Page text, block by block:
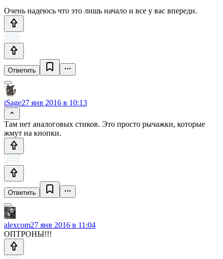
Очень надеюсь что это лишь начало и все у вас впереди.
Ответить
iSage27 янв 2016 в 10:13
Там нет аналоговых стиков. Это просто рычажки, которые
жмут на кнопки.
Ответить
alexcom27 янв 2016 в 11:04
ОПТРОНЫ!!!